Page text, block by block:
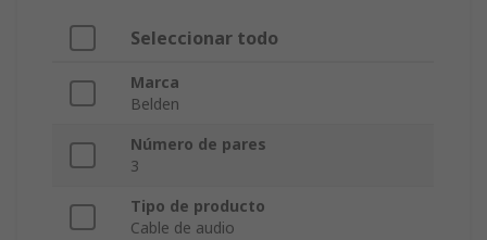
Seleccionar todo
Marca
Belden
Número de pares
3
Tipo de producto
Cable de audio